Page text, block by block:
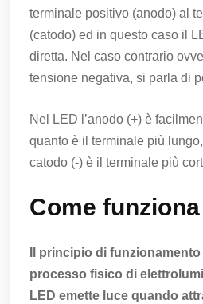
terminale positivo (anodo) al
(catodo) ed in questo caso il
diretta. Nel caso contrario
tensione negativa, si parla di
Nel LED l’anodo (+) è
quanto è il terminale più
catodo (-) è il terminale più
Come
Il principio di
processo fisico di
LED emette luce quando